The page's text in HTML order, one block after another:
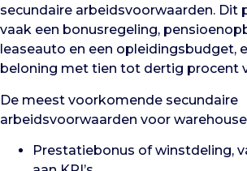
secundaire arbeidsvoorwaarden. Dit
vaak een bonusregeling,
leaseauto en een opleidingsbudget,
beloning met tien tot dertig procent
De meest voorkomende secundaire
arbeidsvoorwaarden voor
Prestatiebonus of winstdeling,